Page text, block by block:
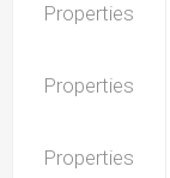
Properties
Properties
Properties